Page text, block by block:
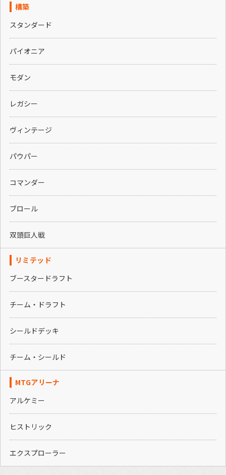
構築
スタンダード
パイオニア
モダン
レガシー
ヴィンテージ
パウパー
コマンダー
ブロール
双頭巨人戦
リミテッド
ブースタードラフト
チーム・ドラフト
シールドデッキ
チーム・シールド
MTGアリーナ
アルケミー
ヒストリック
エクスプローラー